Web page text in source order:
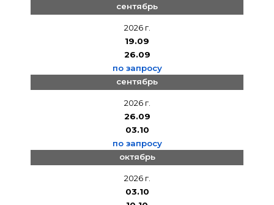
сентябрь
2026 г.
19.09
26.09
по запросу
сентябрь
2026 г.
26.09
03.10
по запросу
октябрь
2026 г.
03.10